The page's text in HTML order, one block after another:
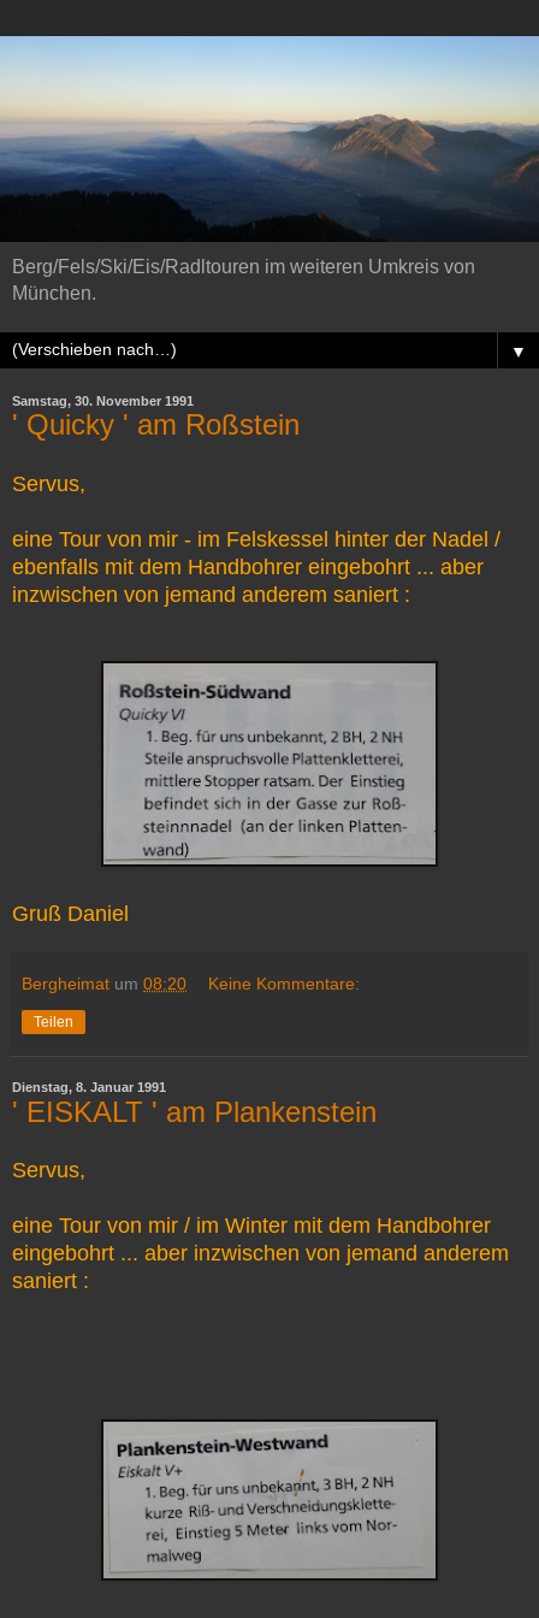
Berg/Fels/Ski/Eis/Radltouren im weiteren Umkreis von
München.
▼
Samstag, 30. November 1991
' Quicky ' am Roßstein
Servus,
eine Tour von mir - im Felskessel hinter der Nadel /
ebenfalls mit dem Handbohrer eingebohrt ... aber
inzwischen von jemand anderem saniert :
Gruß Daniel
Bergheimat um 08:20 Keine Kommentare:
Teilen
Dienstag, 8. Januar 1991
' EISKALT ' am Plankenstein
Servus,
eine Tour von mir / im Winter mit dem Handbohrer
eingebohrt ... aber inzwischen von jemand anderem
saniert :